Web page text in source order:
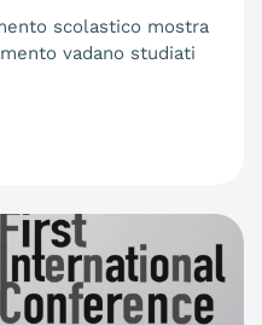
scolastico mostra
vadano studiati